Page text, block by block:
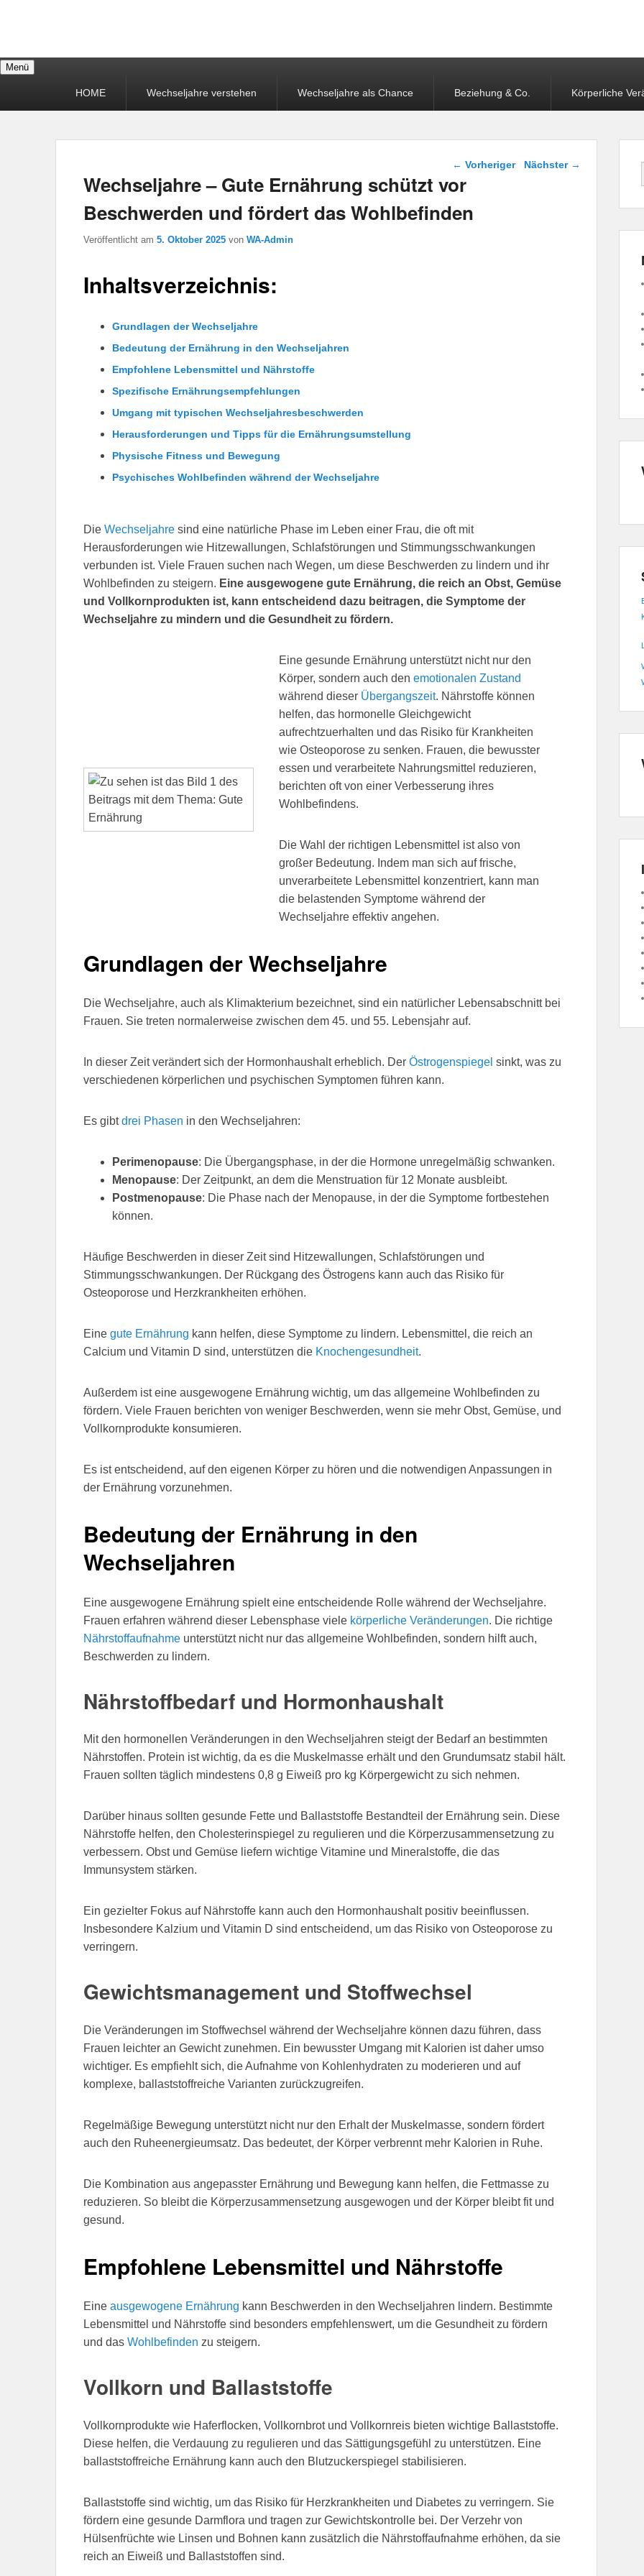
Menü
HOME Wechseljahre verstehen Wechseljahre als Chance Beziehung & Co. Körperliche
Beitragsnavigation
← Vorheriger Nächster →
Wechseljahre – Gute Ernährung schützt vor
Beschwerden und fördert das Wohlbefinden
Veröffentlicht am 5. Oktober 2025 von WA-Admin
Inhaltsverzeichnis:
Grundlagen der Wechseljahre
Bedeutung der Ernährung in den Wechseljahren
Empfohlene Lebensmittel und Nährstoffe
Spezifische Ernährungsempfehlungen
Umgang mit typischen Wechseljahresbeschwerden
Herausforderungen und Tipps für die Ernährungsumstellung
Physische Fitness und Bewegung
Psychisches Wohlbefinden während der Wechseljahre
Die Wechseljahre sind eine natürliche Phase im Leben einer Frau, die oft mit
Herausforderungen wie Hitzewallungen, Schlafstörungen und Stimmungsschwankungen
verbunden ist. Viele Frauen suchen nach Wegen, um diese Beschwerden zu lindern und ihr
Wohlbefinden zu steigern. Eine ausgewogene gute Ernährung, die reich an Obst, Gemüse
und Vollkornprodukten ist, kann entscheidend dazu beitragen, die Symptome der
Wechseljahre zu mindern und die Gesundheit zu fördern.
Eine gesunde Ernährung unterstützt nicht nur den
Körper, sondern auch den emotionalen Zustand
während dieser Übergangszeit. Nährstoffe können
helfen, das hormonelle Gleichgewicht
aufrechtzuerhalten und das Risiko für Krankheiten
wie Osteoporose zu senken. Frauen, die bewusster
essen und verarbeitete Nahrungsmittel reduzieren,
berichten oft von einer Verbesserung ihres
Wohlbefindens.
Die Wahl der richtigen Lebensmittel ist also von
großer Bedeutung. Indem man sich auf frische,
unverarbeitete Lebensmittel konzentriert, kann man
die belastenden Symptome während der
Wechseljahre effektiv angehen.
Grundlagen der Wechseljahre
Die Wechseljahre, auch als Klimakterium bezeichnet, sind ein natürlicher Lebensabschnitt bei
Frauen. Sie treten normalerweise zwischen dem 45. und 55. Lebensjahr auf.
In dieser Zeit verändert sich der Hormonhaushalt erheblich. Der Östrogenspiegel sinkt, was zu
verschiedenen körperlichen und psychischen Symptomen führen kann.
Es gibtdrei Phasen in den Wechseljahren:
Perimenopause: Die Übergangsphase, in der die Hormone unregelmäßig schwanken.
Menopause: Der Zeitpunkt, an dem die Menstruation für 12 Monate ausbleibt.
Postmenopause: Die Phase nach der Menopause, in der die Symptome fortbestehen
können.
Häufige Beschwerden in dieser Zeit sind Hitzewallungen, Schlafstörungen und
Stimmungsschwankungen. Der Rückgang des Östrogens kann auch das Risiko für
Osteoporose und Herzkrankheiten erhöhen.
Eine gute Ernährung kann helfen, diese Symptome zu lindern. Lebensmittel, die reich an
Calcium und Vitamin D sind, unterstützen die Knochengesundheit.
Außerdem ist eine ausgewogene Ernährung wichtig, um das allgemeine Wohlbefinden zu
fördern. Viele Frauen berichten von weniger Beschwerden, wenn sie mehr Obst, Gemüse, und
Vollkornprodukte konsumieren.
Es ist entscheidend, auf den eigenen Körper zu hören und die notwendigen Anpassungen in
der Ernährung vorzunehmen.
Bedeutung der Ernährung in den
Wechseljahren
Eine ausgewogene Ernährung spielt eine entscheidende Rolle während der Wechseljahre.
Frauen erfahren während dieser Lebensphase viele körperliche Veränderungen. Die richtige
Nährstoffaufnahme unterstützt nicht nur das allgemeine Wohlbefinden, sondern hilft auch,
Beschwerden zu lindern.
Nährstoffbedarf und Hormonhaushalt
Mit den hormonellen Veränderungen in den Wechseljahren steigt der Bedarf an bestimmten
Nährstoffen. Protein ist wichtig, da es die Muskelmasse erhält und den Grundumsatz stabil hält.
Frauen sollten täglich mindestens 0,8 g Eiweiß pro kg Körpergewicht zu sich nehmen.
Darüber hinaus sollten gesunde Fette und Ballaststoffe Bestandteil der Ernährung sein. Diese
Nährstoffe helfen, den Cholesterinspiegel zu regulieren und die Körperzusammensetzung zu
verbessern. Obst und Gemüse liefern wichtige Vitamine und Mineralstoffe, die das
Immunsystem stärken.
Ein gezielter Fokus auf Nährstoffe kann auch den Hormonhaushalt positiv beeinflussen.
Insbesondere Kalzium und Vitamin D sind entscheidend, um das Risiko von Osteoporose zu
verringern.
Gewichtsmanagement und Stoffwechsel
Die Veränderungen im Stoffwechsel während der Wechseljahre können dazu führen, dass
Frauen leichter an Gewicht zunehmen. Ein bewusster Umgang mit Kalorien ist daher umso
wichtiger. Es empfiehlt sich, die Aufnahme von Kohlenhydraten zu moderieren und auf
komplexe, ballaststoffreiche Varianten zurückzugreifen.
Regelmäßige Bewegung unterstützt nicht nur den Erhalt der Muskelmasse, sondern fördert
auch den Ruheenergieumsatz. Das bedeutet, der Körper verbrennt mehr Kalorien in Ruhe.
Die Kombination aus angepasster Ernährung und Bewegung kann helfen, die Fettmasse zu
reduzieren. So bleibt die Körperzusammensetzung ausgewogen und der Körper bleibt fit und
gesund.
Empfohlene Lebensmittel und Nährstoffe
Eine ausgewogene Ernährung kann Beschwerden in den Wechseljahren lindern. Bestimmte
Lebensmittel und Nährstoffe sind besonders empfehlenswert, um die Gesundheit zu fördern
und das Wohlbefinden zu steigern.
Vollkorn und Ballaststoffe
Vollkornprodukte wie Haferflocken, Vollkornbrot und Vollkornreis bieten wichtige Ballaststoffe.
Diese helfen, die Verdauung zu regulieren und das Sättigungsgefühl zu unterstützen. Eine
ballaststoffreiche Ernährung kann auch den Blutzuckerspiegel stabilisieren.
Ballaststoffe sind wichtig, um das Risiko für Herzkrankheiten und Diabetes zu verringern. Sie
fördern eine gesunde Darmflora und tragen zur Gewichtskontrolle bei. Der Verzehr von
Hülsenfrüchte wie Linsen und Bohnen kann zusätzlich die Nährstoffaufnahme erhöhen, da sie
reich an Eiweiß und Ballaststoffen sind.